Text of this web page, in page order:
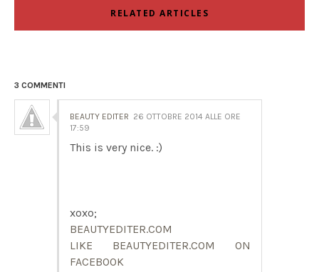
RELATED ARTICLES
3 COMMENTI
BEAUTY EDITER 26 OTTOBRE 2014 ALLE ORE
17:59
This is very nice. :)
xoxo;
BEAUTYEDITER.COM
LIKE BEAUTYEDITER.COM ON
FACEBOOK